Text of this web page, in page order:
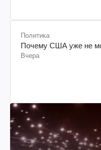
Политика
Почему США уже не
Вчера